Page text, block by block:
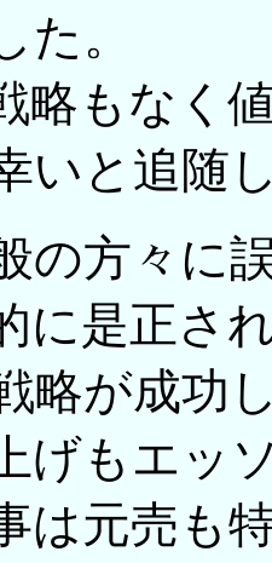
た。
略もなく
いと追随
の方々に
に是正さ
略が成功
げもエッ
は元売も